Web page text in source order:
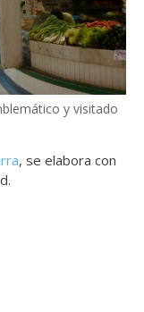
y visitado
, se elabora con